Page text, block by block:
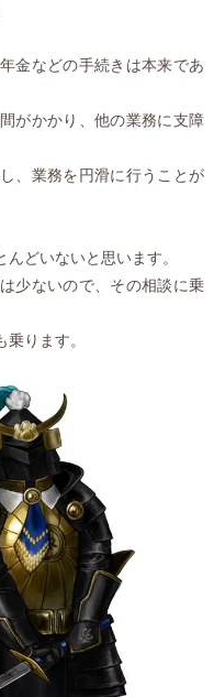
金などの手続きは本来であ
がかかり、他の業務に支障
、業務を円滑に行うことが
どいないと思います。
少ないので、その相談に乗
ります。